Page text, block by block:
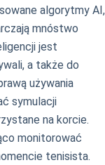
algorytmy AI,
mnóstwo
jest
a także do
używania
symulacji
na korcie.
monitorować
tenisista.